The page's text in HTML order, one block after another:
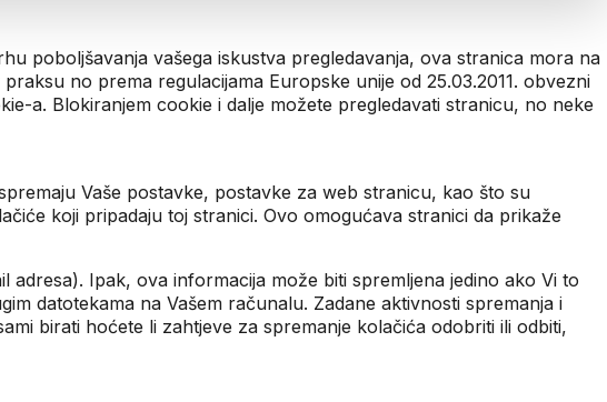
poboljšavanja vašega iskustva pregledavanja, ova stranica mora na
no prema regulacijama Europske unije od 25.03.2011. obvezni
a. Blokiranjem cookie i dalje možete pregledavati stranicu, no neke
Vaše postavke, postavke za web stranicu, kao što su
koji pripadaju toj stranici. Ovo omogućava stranici da prikaže
Ipak, ova informacija može biti spremljena jedino ako Vi to
datotekama na Vašem računalu. Zadane aktivnosti spremanja i
birati hoćete li zahtjeve za spremanje kolačića odobriti ili odbiti,